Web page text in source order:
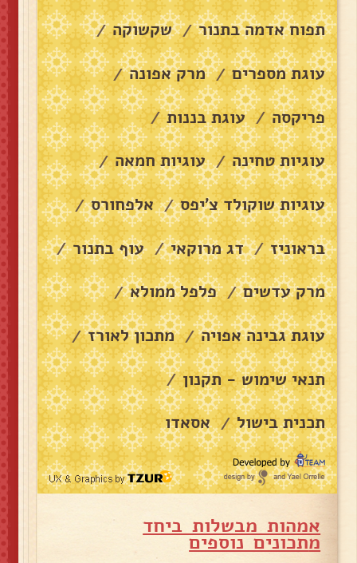
תפוח אדמה בתנור / שקשוקה /
עוגת מספרים / מרק אפונה /
פריקסה / עוגת בננות /
עוגיות טחינה / עוגיות חמאה /
עוגיות שוקולד צ׳יפס / אלפחורס /
בראוניז / דג מרוקאי / עוף בתנור /
מרק עדשים / פלפל ממולא /
עוגת גבינה אפויה / מתכון לאורז /
תנאי שימוש - תקנון /
תכנית בישול / אסאדו
אמהות מבשלות ביחד
מתכונים נוספים